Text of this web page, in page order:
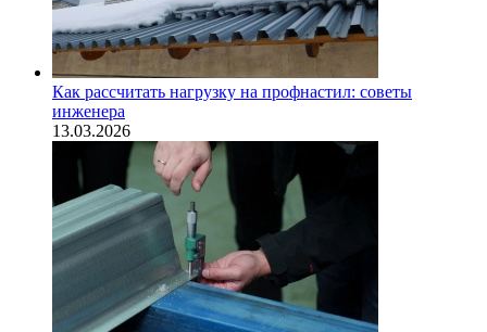
Как рассчитать нагрузку на профнастил: советы
инженера
13.03.2026